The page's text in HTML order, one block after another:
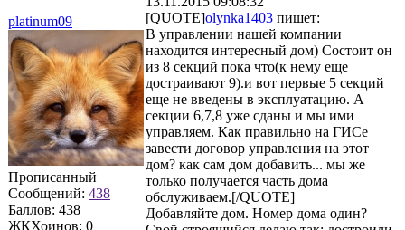
platinum09
Прописанный
Сообщений: 438
Баллов: 438
ЖКХоинов: 0
[QUOTE]olynka1403 пишет:
В управлении нашей компании
находится интересный дом) Состоит он
из 8 секций пока что(к нему еще
достраивают 9).и вот первые 5 секций
еще не введены в эксплуатацию. А
секции 6,7,8 уже сданы и мы ими
управляем. Как правильно на ГИСе
завести договор управления на этот
дом? как сам дом добавить... мы же
только получается часть дома
обслуживаем.[/QUOTE]
Добавляйте дом. Номер дома один?